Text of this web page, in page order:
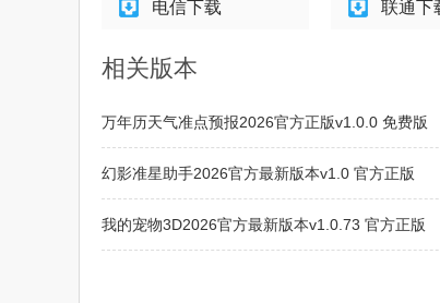
电信下载 联通下
相关版本
万年历天气准点预报2026官方正版v1.0.0 免费版
幻影准星助手2026官方最新版本v1.0 官方正版
我的宠物3D2026官方最新版本v1.0.73 官方正版